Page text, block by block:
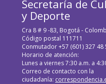
Secretaría de
y Deporte
Cra 8 # 9 -83, Bogotá -
Código postal 111711
Conmutador +57 (601) 327 48
Horario de atención:
Lunes a viernes 7:30 a.m. a
Correo de contacto con la
ciudadanía: